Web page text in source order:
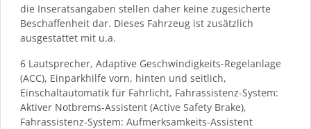
die Inseratsangaben stellen daher keine zugesicherte
Beschaffenheit dar. Dieses Fahrzeug ist zusätzlich
ausgestattet mit u.a.
6 Lautsprecher, Adaptive Geschwindigkeits-Regelanlage
(ACC), Einparkhilfe vorn, hinten und seitlich,
Einschaltautomatik für Fahrlicht, Fahrassistenz-System:
Aktiver Notbrems-Assistent (Active Safety Brake),
Fahrassistenz-System: Aufmerksamkeits-Assistent